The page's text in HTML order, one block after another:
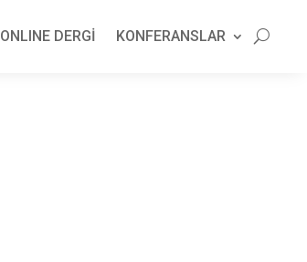
ONLINE DERGİ KONFERANSLAR